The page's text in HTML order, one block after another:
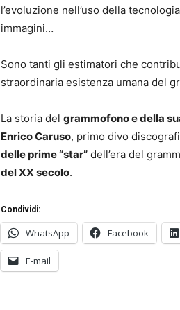
l’evoluzione nell’uso della
immagini…
Sono tanti gli estimatori che
straordinaria esistenza umana del
La storia del grammofono e della
Enrico Caruso, primo divo
delle prime “star” dell’era del
del XX secolo.
Condividi:
WhatsApp Facebook
E-mail